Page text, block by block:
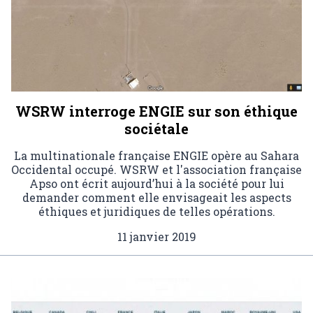
WSRW interroge ENGIE sur son éthique
sociétale
La multinationale française ENGIE opère au Sahara
Occidental occupé. WSRW et l'association française
Apso ont écrit aujourd’hui à la société pour lui
demander comment elle envisageait les aspects
éthiques et juridiques de telles opérations.
11 janvier 2019